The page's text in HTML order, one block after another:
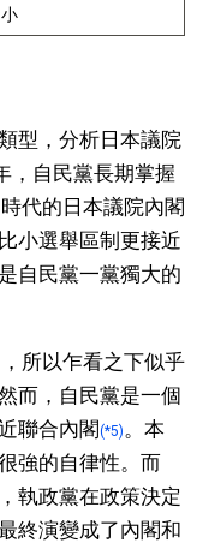
型，分析日本議院
，自民黨長期掌握
代的日本議院內閣
小選舉區制更接近
自民黨一黨獨大的
所以乍看之下似乎
而，自民黨是一個
聯合內閣(*5) 。本
強的自律性。而
執政黨在政策決定
終演變成了內閣和